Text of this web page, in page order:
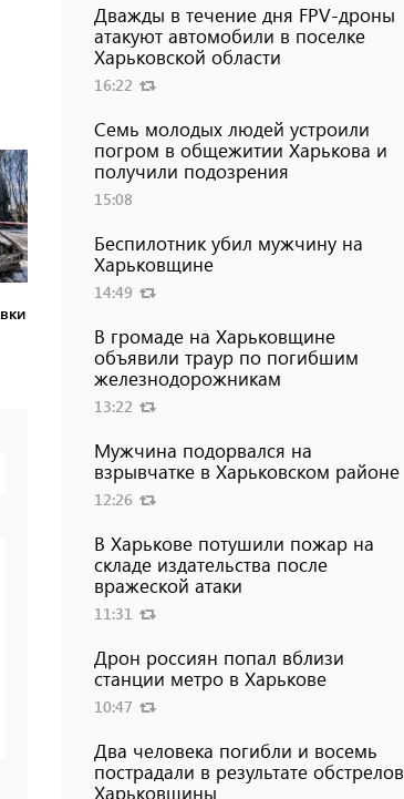
Дважды в течение дня FPV-дроны
атакуют автомобили в поселке
Харьковской области
16:22
Семь молодых людей устроили
погром в общежитии Харькова и
получили подозрения
15:08
Беспилотник убил мужчину на
Харьковщине
14:49
В громаде на Харьковщине
объявили траур по погибшим
железнодорожникам
13:22
Мужчина подорвался на
взрывчатке в Харьковском районе
12:26
В Харькове потушили пожар на
складе издательства после
вражеской атаки
11:31
Дрон россиян попал вблизи
станции метро в Харькове
10:47
Два человека погибли и восемь
пострадали в результате обстрелов
Харьковщины